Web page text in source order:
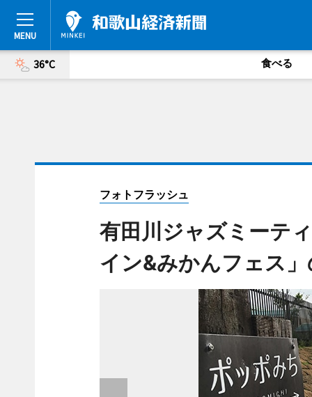
36°C 食べる
フォトフラッシュ
有田川ジャズミーテ
イン&みかんフェス